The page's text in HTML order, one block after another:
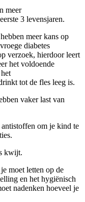
meer
3 levensjaren.
meer kans op
diabetes
verzoek, hierdoor leert
het voldoende
tot de fles leeg is.
vaker last van
om je kind te
kwijt.
moet letten op de
en het hygiënisch
nadenken hoeveel je